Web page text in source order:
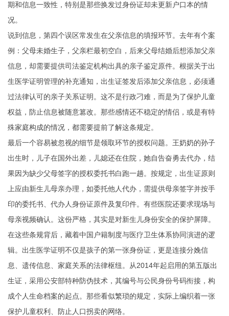
期和信息一致性，特别是那些换发过身份证却未更新户口本的情
况。
说到信息，第四个误区常发生在父亲信息的填报环节。去年有个案
例：父母未婚生子，父亲栏最初空白，后来父母结婚后想添加父亲
信息，却需要提供司法鉴定机构出具的亲子鉴定原件。根据关于出
生医学证明管理的补充通知，出生证签发后添加父亲信息，必须通
过法律认可的亲子关系证明。这不是行政刁难，而是为了保护儿童
权益，防止信息被随意篡改。那些感情还不稳定的情侣，或是有特
殊家庭构成的情况，都需要提前了解这条规定。
最后一个容易被忽视的细节是领取环节的授权问题。王奶奶的孙子
出生时，儿子在国外出差，儿媳还在住院，她自告奋勇去代办，结
果因为缺少父母签字的授权委托书白跑一趟。按规定，出生证原则
上应由新生儿母亲办理，如委托他人代办，需提供母亲签字并按手
印的委托书、代办人身份证原件及复印件。有些医院还要求现场与
母亲视频确认。这份严格，其实是对新生儿身份安全的保护屏障。
在这些条规背后，藏着中国户籍制度与医疗卫生体系协同演进的逻
辑。出生医学证明不仅是孩子的第一张身份证，更是连接分娩信
息、遗传信息、家庭关系的法律枢纽。从2014年起启用的第五版出
生证，采用公安部特种防伪技术，其编号与公民身份号码衔接，构
成个人生命档案的起点。那些看似繁琐的规定，实际上编织着一张
保护儿童权利、防止人口拐卖的网络。